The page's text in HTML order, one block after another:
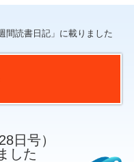
間読書日記」に載りました
日号）
した